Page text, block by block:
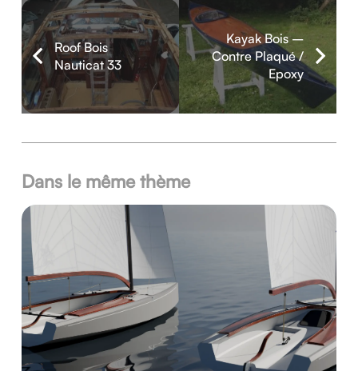
Roof Bois
Nauticat 33
Kayak Bois –
Contre Plaqué /
Epoxy
Dans le même thème